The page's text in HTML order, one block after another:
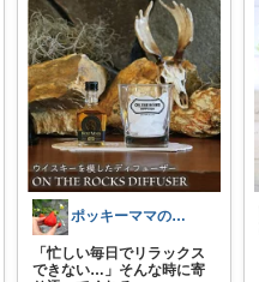
ポッキーママの推しアイテム図鑑🧺
「忙しい毎日でリラックス
できない…」そんな時に寄